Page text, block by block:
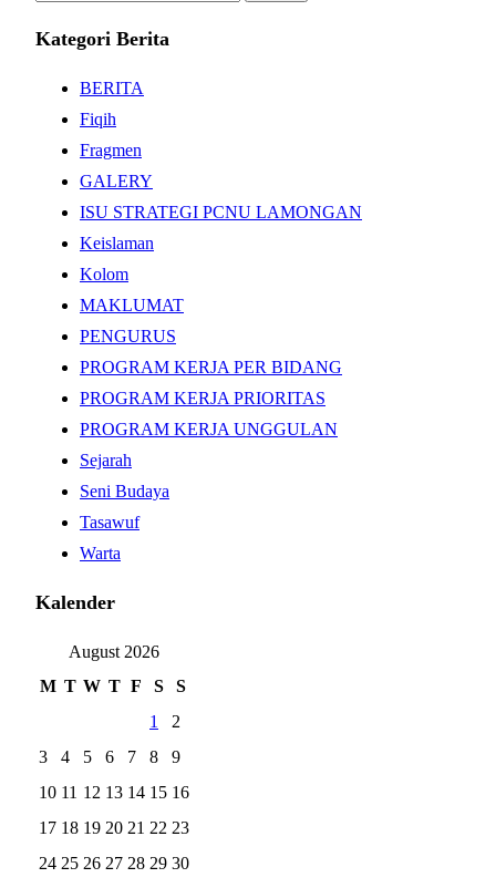
Kategori Berita
BERITA
Fiqih
Fragmen
GALERY
ISU STRATEGI PCNU LAMONGAN
Keislaman
Kolom
MAKLUMAT
PENGURUS
PROGRAM KERJA PER BIDANG
PROGRAM KERJA PRIORITAS
PROGRAM KERJA UNGGULAN
Sejarah
Seni Budaya
Tasawuf
Warta
Kalender
August 2026
M T W T F S
S
1
2
3
4 5 6 7 8
9
10 11 12 13 14 15 16
17 18 19 20 21 22 23
24 25 26 27 28 29 30